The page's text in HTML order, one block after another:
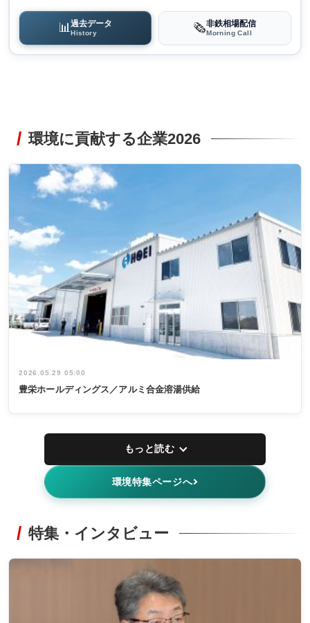
📊過去データ
History 🗞️非鉄相場配信
Morning Call
環境に貢献する企業2026
2026.05.29 05:00
豊栄ホールディングス／アルミ合金溶湯供給
もっと読む
環境特集ページへ
特集・インタビュー